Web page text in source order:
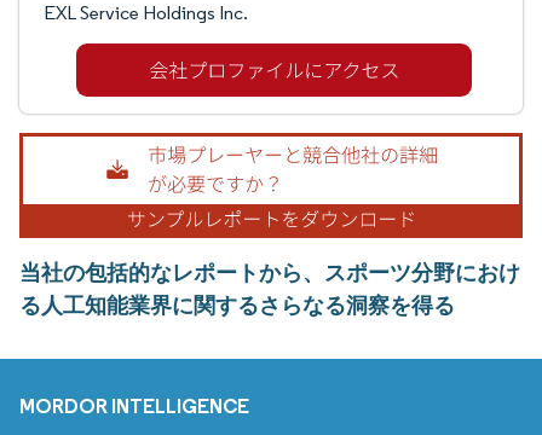
EXL Service Holdings Inc.
当社の包括的なレポートから、スポーツ分野におけ
る人工知能業界に関するさらなる洞察を得る
MORDOR INTELLIGENCE